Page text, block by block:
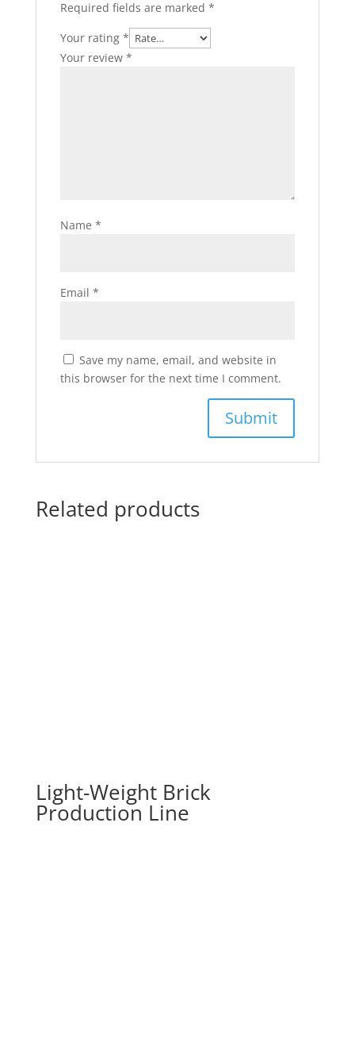
Required fields are marked *
Your rating *
Your review *
Name *
Email *
Save my name, email, and website in
this browser for the next time I comment.
Related products
Light-Weight Brick
Production Line